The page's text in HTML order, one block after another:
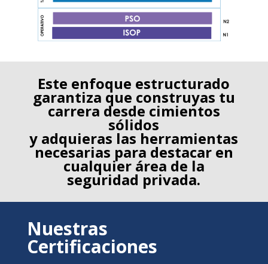
Este enfoque estructurado
garantiza que construyas tu
carrera desde cimientos
sólidos
y adquieras las herramientas
necesarias para destacar en
cualquier área de la
seguridad privada.
Nuestras
Certificaciones